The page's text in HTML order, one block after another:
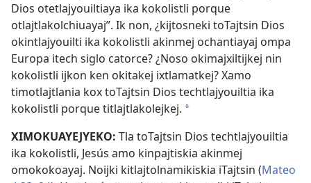
Dios otetlajyouiltiaya ika kokolistli porque
otlajtlakolchiuayaj”. Ik non, ¿kijtosneki toTajtsin Dios
okintlajyouilti ika kokolistli akinmej ochantiayaj ompa
Europa itech siglo catorce? ¿Noso okimajxiltijkej nin
kokolistli ijkon ken okitakej ixtlamatkej? Xamo
timotlajtlania kox toTajtsin Dios techtlajyouiltia ika
kokolistli porque titlajtlakolejkej. a
XIMOKUAYEJYEKO: Tla toTajtsin Dios techtlajyouiltia
ika kokolistli, Jesús amo kinpajtiskia akinmej
omokokoayaj. Noijki kitlajtolnamikiskia iTajtsin (Mateo